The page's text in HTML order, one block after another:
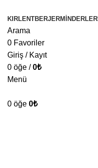
KIRLENTBERJERMINDERLER
Arama
0 Favoriler
Giriş / Kayıt
0 öğe / 0₺
Menü
0 öğe 0₺